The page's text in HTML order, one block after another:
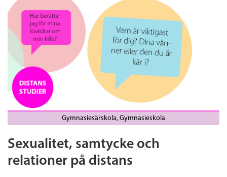
Gymnasiesärskola Gymnasieskola
Sexualitet, samtycke och
relationer på distans